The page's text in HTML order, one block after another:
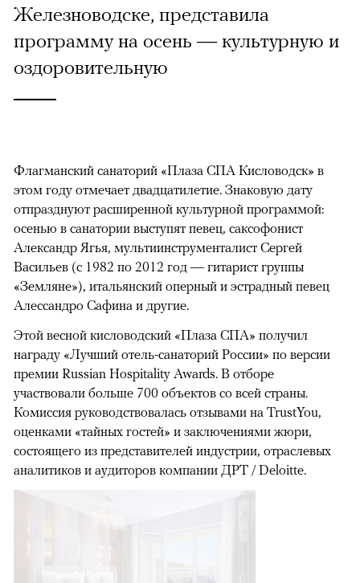
Железноводске, представила
программу на осень — культурную и
оздоровительную
Флагманский санаторий «Плаза СПА Кисловодск» в
этом году отмечает двадцатилетие. Знаковую дату
отпразднуют расширенной культурной программой:
осенью в санатории выступят певец, саксофонист
Александр Ягья, мультиинструменталист Сергей
Васильев (с 1982 по 2012 год — гитарист группы
«Земляне»), итальянский оперный и эстрадный певец
Алессандро Сафина и другие.
Этой весной кисловодский «Плаза СПА» получил
награду «Лучший отель-санаторий России» по версии
премии Russian Hospitality Awards. В отборе
участвовали больше 700 объектов со всей страны.
Комиссия руководствовалась отзывами на TrustYou,
оценками «тайных гостей» и заключениями жюри,
состоящего из представителей индустрии, отраслевых
аналитиков и аудиторов компании ДРТ / Deloitte.